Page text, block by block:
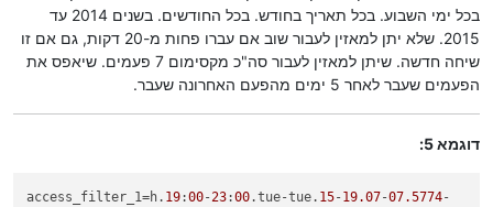
בכל ימי השבוע. בכל תאריך בחודש. בכל החודשים. בשנים 2014 עד
2015. שלא יתן למאזין לעבור שוב אם עברו פחות מ-20 דקות, גם אם זו
שיחה חדשה. שיתן למאזין לעבור סה"כ מקסימום 7 פעמים. שיאפס את
הפעמים שעבר לאחר 5 ימים מהפעם האחרונה שעבר.
דוגמא 5:
access_filter_1=h. 19:00-23:00.tue-tue. 15-19.07-07.5774-